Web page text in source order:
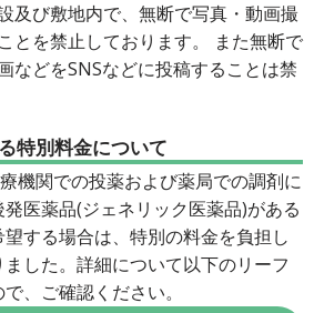
及び敷地内で、無断で写真・動画撮
とを禁止しております。 また無断で
などをSNSなどに投稿することは禁
特別料金について
機関での投薬および薬局での調剤に
医薬品(ジェネリック医薬品)がある
する場合は、特別の料金を負担し
した。詳細について以下のリーフ
、ご確認ください。